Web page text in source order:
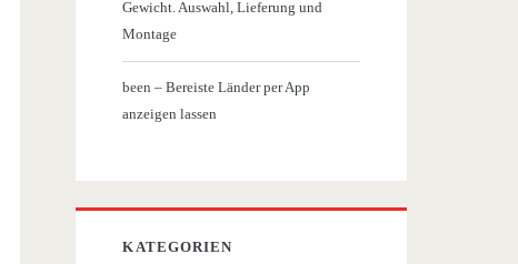
Gewicht. Auswahl, Lieferung und
Montage
been – Bereiste Länder per App
anzeigen lassen
KATEGORIEN